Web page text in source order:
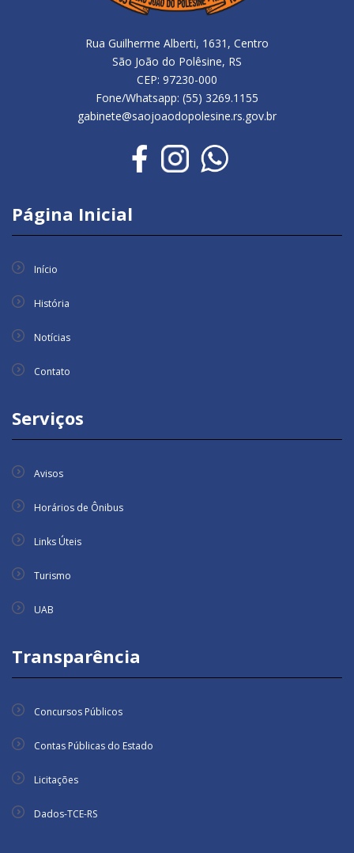
Rua Guilherme Alberti, 1631, Centro
São João do Polêsine, RS
CEP: 97230-000
Fone/Whatsapp: (55) 3269.1155
gabinete@saojoaodopolesine.rs.gov.br
Página Inicial
Início
História
Notícias
Contato
Serviços
Avisos
Horários de Ônibus
Links Úteis
Turismo
UAB
Transparência
Concursos Públicos
Contas Públicas do Estado
Licitações
Dados-TCE-RS